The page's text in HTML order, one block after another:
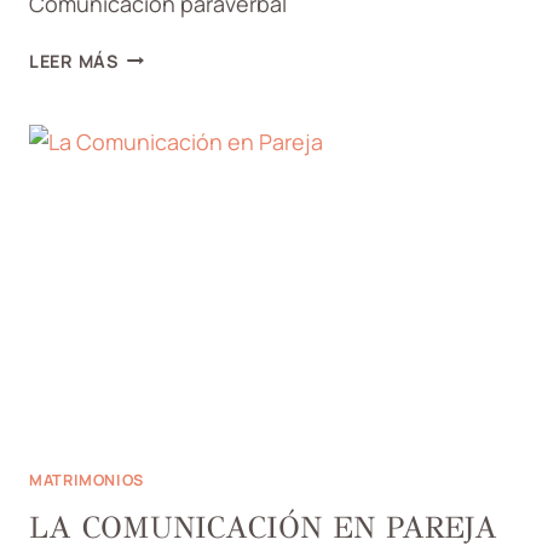
LEER MÁSCOMUNICACIÓN
EL
MATRIMONIOS
LA COMUNICACIÓN EN PAREJA